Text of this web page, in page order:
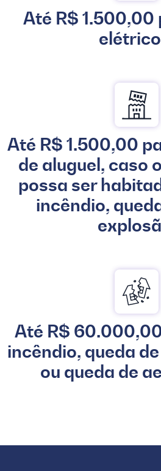
Até R$ 1.500,00
Até R$ 1.500,00
de aluguel, caso
possa ser
incêndio,
Até R$
incêndio, queda
ou queda de